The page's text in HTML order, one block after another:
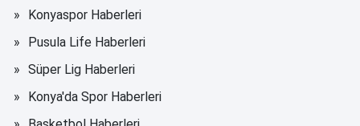
Konyaspor Haberleri
Pusula Life Haberleri
Süper Lig Haberleri
Konya'da Spor Haberleri